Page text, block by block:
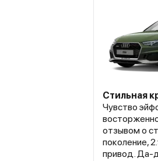
Стильная
Чувство
отзывом о
поколение,
привод. Да-